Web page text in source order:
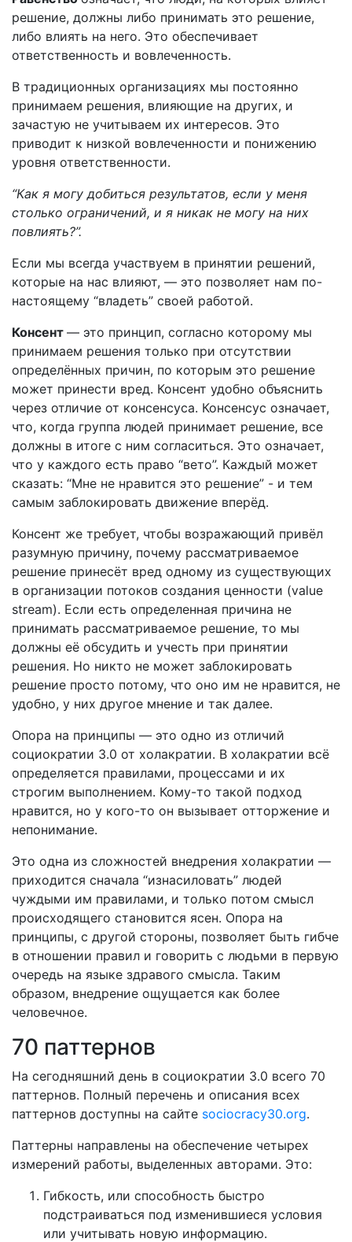
решение, должны либо принимать это решение,
либо влиять на него. Это обеспечивает
ответственность и вовлеченность.
В традиционных организациях мы постоянно
принимаем решения, влияющие на других, и
зачастую не учитываем их интересов. Это
приводит к низкой вовлеченности и понижению
уровня ответственности.
“Как я могу добиться результатов, если у меня
столько ограничений, и я никак не могу на них
повлиять?”.
Если мы всегда участвуем в принятии решений,
которые на нас влияют, — это позволяет нам по-
настоящему “владеть” своей работой.
Консент — это принцип, согласно которому мы
принимаем решения только при отсутствии
определённых причин, по которым это решение
может принести вред. Консент удобно объяснить
через отличие от консенсуса. Консенсус означает,
что, когда группа людей принимает решение, все
должны в итоге с ним согласиться. Это означает,
что у каждого есть право “вето”. Каждый может
сказать: “Мне не нравится это решение” - и тем
самым заблокировать движение вперёд.
Консент же требует, чтобы возражающий привёл
разумную причину, почему рассматриваемое
решение принесёт вред одному из существующих
в организации потоков создания ценности (value
stream). Если есть определенная причина не
принимать рассматриваемое решение, то мы
должны её обсудить и учесть при принятии
решения. Но никто не может заблокировать
решение просто потому, что оно им не нравится, не
удобно, у них другое мнение и так далее.
Опора на принципы — это одно из отличий
социократии 3.0 от холакратии. В холакратии всё
определяется правилами, процессами и их
строгим выполнением. Кому-то такой подход
нравится, но у кого-то он вызывает отторжение и
непонимание.
Это одна из сложностей внедрения холакратии —
приходится сначала “изнасиловать” людей
чуждыми им правилами, и только потом смысл
происходящего становится ясен. Опора на
принципы, с другой стороны, позволяет быть гибче
в отношении правил и говорить с людьми в первую
очередь на языке здравого смысла. Таким
образом, внедрение ощущается как более
человечное.
70 паттернов
На сегодняшний день в социократии 3.0 всего 70
паттернов. Полный перечень и описания всех
паттернов доступны на сайте sociocracy30.org.
Паттерны направлены на обеспечение четырех
измерений работы, выделенных авторами. Это:
Гибкость, или способность быстро
подстраиваться под изменившиеся условия
или учитывать новую информацию.